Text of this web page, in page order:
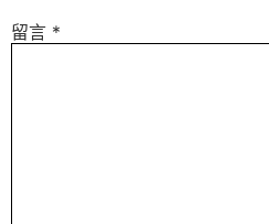
留言 *